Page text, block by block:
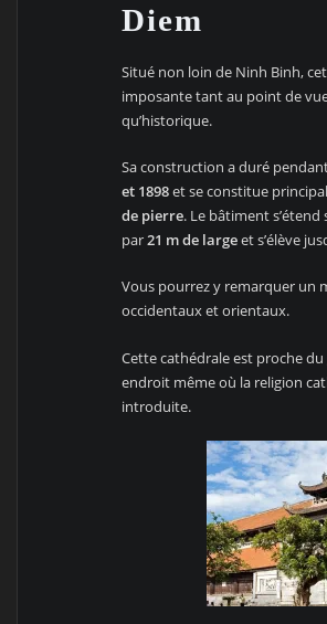
Diem
Situé non loin de Ninh Binh,
imposante tant au point de
qu’historique.
Sa construction a duré
et 1898et se constitue
de pierre. Le bâtiment
par21 m de largeet s’élève
Vous pourrez y remarquer un
occidentaux et orientaux.
Cette cathédrale est proche
endroit même où la religion
introduite.